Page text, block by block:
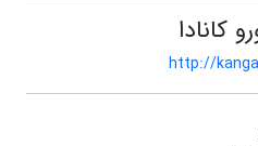
کانادا
http://